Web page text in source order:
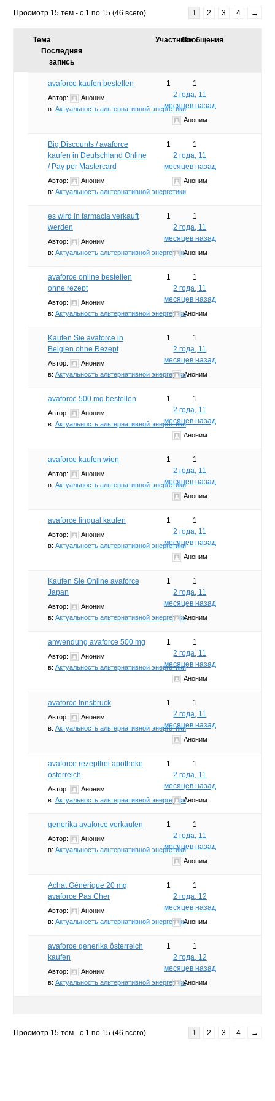
Просмотр 15 тем - с 1 по 15 (46 всего) 1 2 3 4 →
Тема УчастникиСообщения
Последняя
запись
avaforce kaufen bestellen
Автор:
Аноним
в: Актуальность альтернативной энергетики
1
1
2 года, 11
месяцев назад
Аноним
Big Discounts / avaforce
kaufen in Deutschland Online
/ Pay per Mastercard
Автор:
Аноним
в: Актуальность альтернативной энергетики
1
1
2 года, 11
месяцев назад
Аноним
es wird in farmacia verkauft
werden
Автор:
Аноним
в: Актуальность альтернативной энергетики
1
1
2 года, 11
месяцев назад
Аноним
avaforce online bestellen
ohne rezept
Автор:
Аноним
в: Актуальность альтернативной энергетики
1
1
2 года, 11
месяцев назад
Аноним
Kaufen Sie avaforce in
Belgien ohne Rezept
Автор:
Аноним
в: Актуальность альтернативной энергетики
1
1
2 года, 11
месяцев назад
Аноним
avaforce 500 mg bestellen
Автор:
Аноним
в: Актуальность альтернативной энергетики
1
1
2 года, 11
месяцев назад
Аноним
avaforce kaufen wien
Автор:
Аноним
в: Актуальность альтернативной энергетики
1
1
2 года, 11
месяцев назад
Аноним
avaforce lingual kaufen
Автор:
Аноним
в: Актуальность альтернативной энергетики
1
1
2 года, 11
месяцев назад
Аноним
Kaufen Sie Online avaforce
Japan
Автор:
Аноним
в: Актуальность альтернативной энергетики
1
1
2 года, 11
месяцев назад
Аноним
anwendung avaforce 500 mg
Автор:
Аноним
в: Актуальность альтернативной энергетики
1
1
2 года, 11
месяцев назад
Аноним
avaforce Innsbruck
Автор:
Аноним
в: Актуальность альтернативной энергетики
1
1
2 года, 11
месяцев назад
Аноним
avaforce rezeptfrei apotheke
österreich
Автор:
Аноним
в: Актуальность альтернативной энергетики
1
1
2 года, 11
месяцев назад
Аноним
generika avaforce verkaufen
Автор:
Аноним
в: Актуальность альтернативной энергетики
1
1
2 года, 11
месяцев назад
Аноним
Achat Générique 20 mg
avaforce Pas Cher
Автор:
Аноним
в: Актуальность альтернативной энергетики
1
1
2 года, 12
месяцев назад
Аноним
avaforce generika österreich
kaufen
Автор:
Аноним
в: Актуальность альтернативной энергетики
1
1
2 года, 12
месяцев назад
Аноним
Просмотр 15 тем - с 1 по 15 (46 всего) 1 2 3 4 →